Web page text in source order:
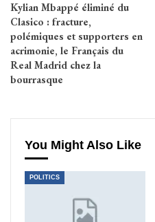
Kylian Mbappé éliminé du
Clasico : fracture,
polémiques et supporters en
acrimonie, le Français du
Real Madrid chez la
bourrasque
You Might Also Like
POLITICS